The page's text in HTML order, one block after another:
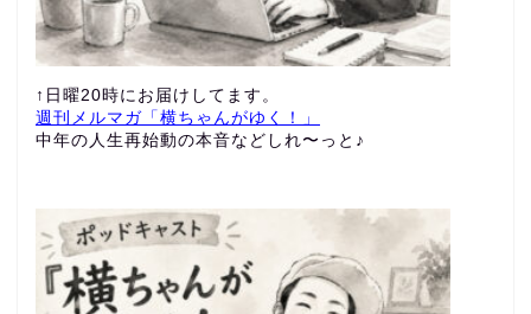
↑日曜20時にお届けしてます。
週刊メルマガ「横ちゃんがゆく！」
中年の人生再始動の本音などしれ〜っと♪